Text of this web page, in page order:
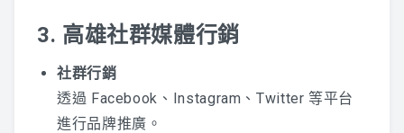
3. 高雄社群媒體行銷
社群行銷
透過 Facebook、Instagram、Twitter 等平台
進行品牌推廣。